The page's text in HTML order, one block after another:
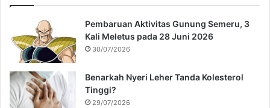
Pembaruan Aktivitas Gunung Semeru, 3
Kali Meletus pada 28 Juni 2026
30/07/2026
Benarkah Nyeri Leher Tanda Kolesterol
Tinggi?
29/07/2026